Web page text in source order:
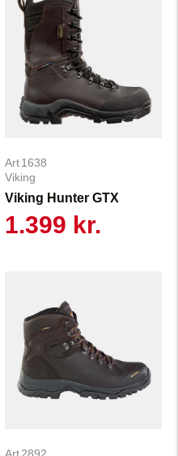
Viking Hunter GTX
Viking
1638
1.399 kr.